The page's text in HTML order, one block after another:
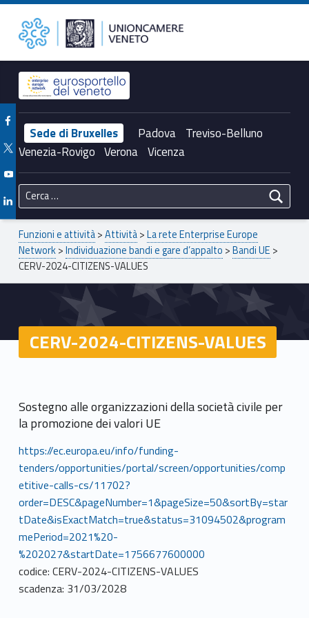
CERV-2024-CITIZENS-VALUES – Unioncamere del Veneto Unioncamere del Veneto
Header info sidebar
Sede di Bruxelles Padova Treviso-Belluno
Venezia-Rovigo Verona Vicenza
Facebook Unioncamere Veneto
Twitter Unioncamere Veneto
Youtube Unioncamere Veneto
Linkedin Unioncamere Veneto
Ricerca per:
Breadcrumbs navigation
Funzioni e attività>Attività>La rete Enterprise Europe
Network>Individuazione bandi e gare d’appalto >Bandi UE >
CERV-2024-CITIZENS-VALUES
CERV-2024-CITIZENS-VALUES
Sostegno alle organizzazioni della società civile per
la promozione dei valori UE
https://ec.europa.eu/info/funding-
tenders/opportunities/portal/screen/opportunities/comp
etitive-calls-cs/11702?
order=DESC&pageNumber=1&pageSize=50&sortBy=star
tDate&isExactMatch=true&status=31094502&program
mePeriod=2021%20-
%202027&startDate=1756677600000
codice: CERV-2024-CITIZENS-VALUES
scadenza: 31/03/2028